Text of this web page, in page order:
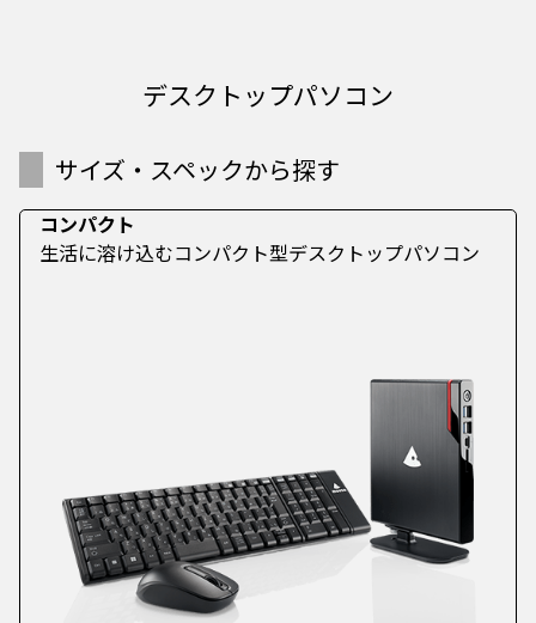
デスクトップパソコン
サイズ・スペックから探す
コンパクト
生活に溶け込むコンパクト型デスクトップパソコン